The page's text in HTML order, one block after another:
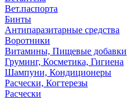
Вет.паспорта
Бинты
Антипаразитарные средства
Воротники
Витамины, Пищевые добавки
Груминг, Косметика, Гигиена
Шампуни, Кондиционеры
Расчески, Когтерезы
Расчески